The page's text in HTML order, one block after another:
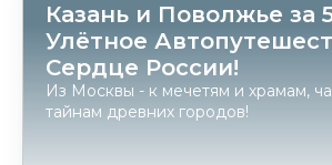
Казань и Поволжье за
Улётное
Сердце России!
Из Москвы - к мечетям и храмам,
тайнам древних городов!